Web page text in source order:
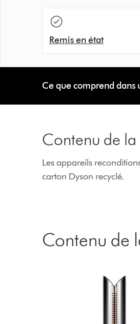
Remis en état
Ce que comprend
Contenu de
Les appareils
carton Dyson recyclé.
Contenu de